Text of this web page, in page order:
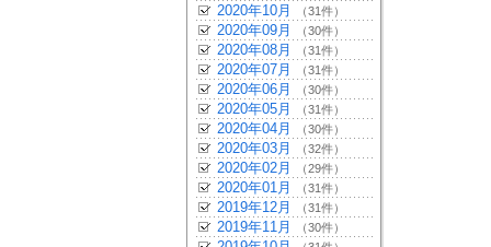
2020年10月 （31件）
2020年09月 （30件）
2020年08月 （31件）
2020年07月 （31件）
2020年06月 （30件）
2020年05月 （31件）
2020年04月 （30件）
2020年03月 （32件）
2020年02月 （29件）
2020年01月 （31件）
2019年12月 （31件）
2019年11月 （30件）